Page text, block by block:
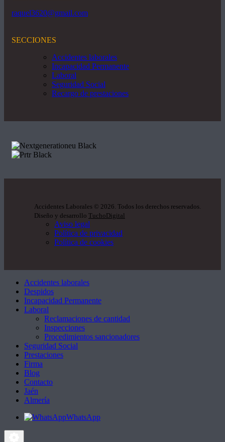
raquel3620@gmail.com
SECCIONES
Accidentes laborales
Incapacidad Permanente
Laboral
Seguridad Social
Recargo de prestaciones
Accidentes Laborales © 2026. Todos los derechos reservados.
Diseño y desarrollo TuchoDigital
Aviso legal
Política de privacidad
Política de cookies
Accidentes laborales
Despidos
Incapacidad Permanente
Laboral
Reclamaciones de cantidad
Inspecciones
Procedimientos sancionadores
Seguridad Social
Prestaciones
Firma
Blog
Contacto
Jaén
Almería
WhatsApp